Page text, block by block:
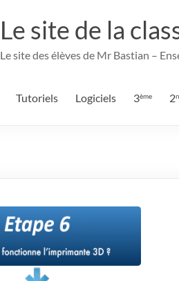
Le site de la
Le site des élèves de Mr Bastian –
Tutoriels Logiciels 3ème 2